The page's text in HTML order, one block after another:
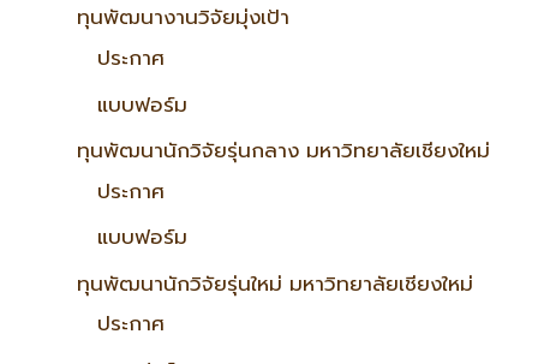
ทุนพัฒนางานวิจัยมุ่งเป้า
ประกาศ
แบบฟอร์ม
ทุนพัฒนานักวิจัยรุ่นกลาง มหาวิทยาลัยเชียงใหม่
ประกาศ
แบบฟอร์ม
ทุนพัฒนานักวิจัยรุ่นใหม่ มหาวิทยาลัยเชียงใหม่
ประกาศ